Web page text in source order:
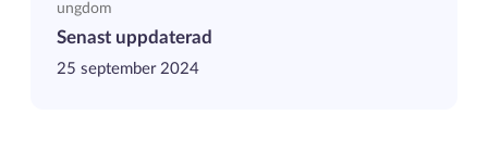
ungdom
Senast uppdaterad
25 september 2024